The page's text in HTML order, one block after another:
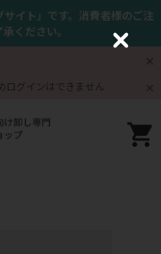
イト」です。消費者様のご注
ください。
ログインはできません
C